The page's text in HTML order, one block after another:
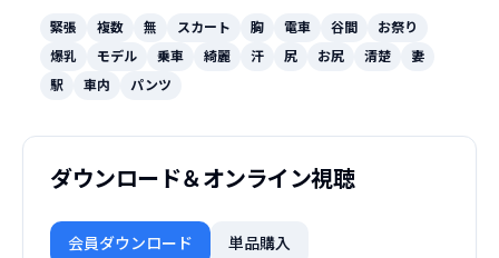
緊張 複数 無 スカート 胸 電車 谷間
お祭り
爆乳
モデル 乗車 綺麗 汗 尻 お尻 清楚
妻
駅
車内 パンツ
ダウンロード＆オンライン視聴
会員ダウンロード 単品購入